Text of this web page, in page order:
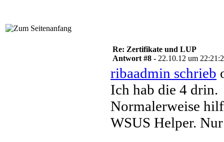
Re: Zertifikate und LUP
Antwort #8 - 22.10.12 um
ribaadmin schrieb
Ich hab die 4 drin.
Normalerweise
WSUS Helper.